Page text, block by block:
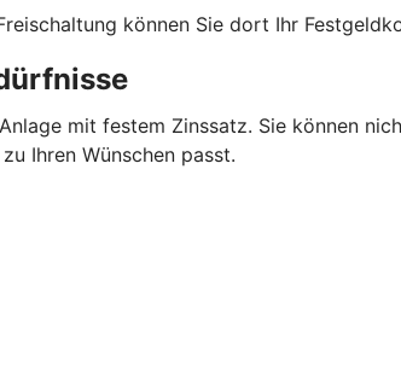
können Sie dort Ihr
mit festem Zinssatz. Sie können
Ihren Wünschen passt.